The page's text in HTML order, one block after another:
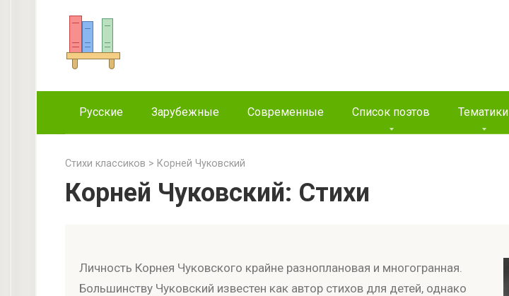
Русские Зарубежные Современные Список поэтов Тематики
Стихи классиков > Корней Чуковский
Корней Чуковский: Стихи
Личность Корнея Чуковского крайне разноплановая и многогранная.
Большинству Чуковский известен как автор стихов для детей, однако